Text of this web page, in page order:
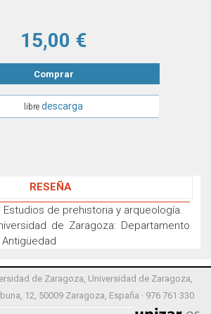
15,00 €
Comprar
libre descarga
RESEÑA
de prehistoria y arqueología.
de Zaragoza: Departamento
de Zaragoza, Universidad de Zaragoza,
12, 50009 Zaragoza, España · 976 761 330